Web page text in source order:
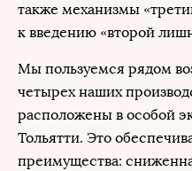
также механизмы
к введению «второй
Мы пользуемся рядом
четырех наших
расположены в особой
Тольятти. Это
преимущества: